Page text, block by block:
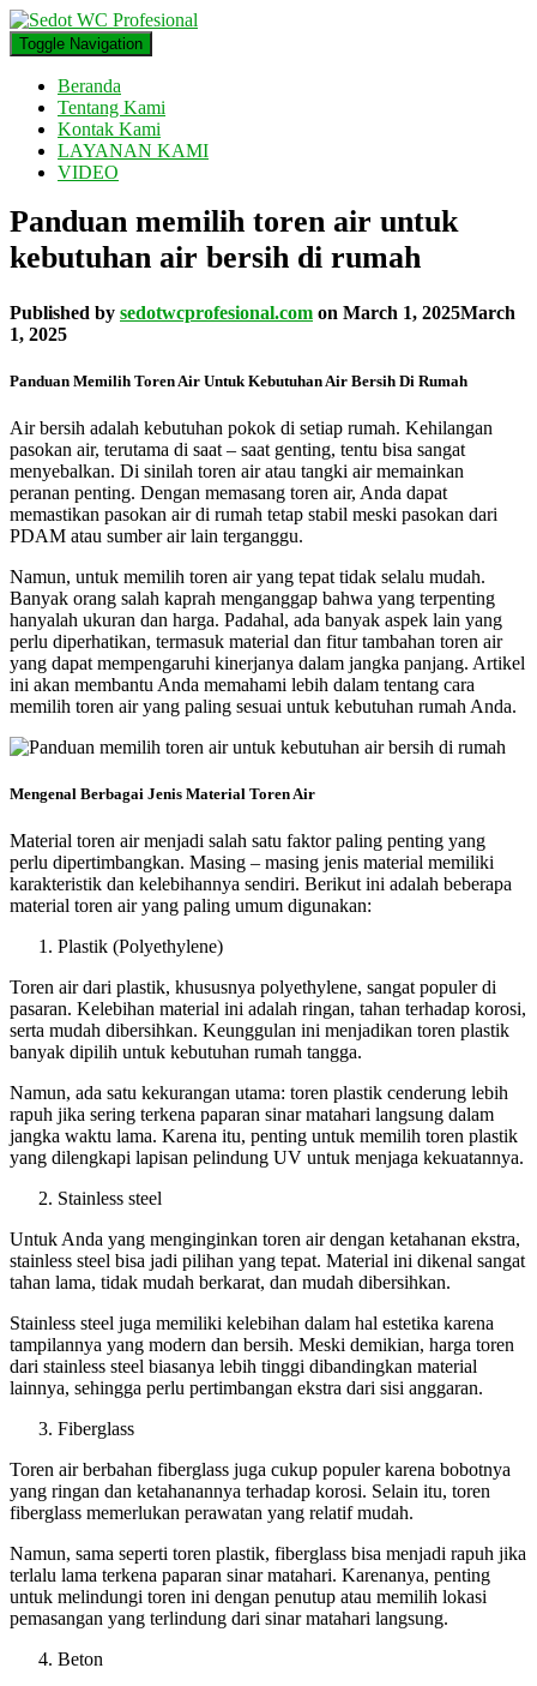
Toggle Navigation
Beranda
Tentang Kami
Kontak Kami
LAYANAN KAMI
VIDEO
Panduan memilih toren air untuk
kebutuhan air bersih di rumah
Published by sedotwcprofesional.com on March 1, 2025March
1, 2025
Panduan Memilih Toren Air Untuk Kebutuhan Air Bersih Di Rumah
Air bersih adalah kebutuhan pokok di setiap rumah. Kehilangan
pasokan air, terutama di saat – saat genting, tentu bisa sangat
menyebalkan. Di sinilah toren air atau tangki air memainkan
peranan penting. Dengan memasang toren air, Anda dapat
memastikan pasokan air di rumah tetap stabil meski pasokan dari
PDAM atau sumber air lain terganggu.
Namun, untuk memilih toren air yang tepat tidak selalu mudah.
Banyak orang salah kaprah menganggap bahwa yang terpenting
hanyalah ukuran dan harga. Padahal, ada banyak aspek lain yang
perlu diperhatikan, termasuk material dan fitur tambahan toren air
yang dapat mempengaruhi kinerjanya dalam jangka panjang. Artikel
ini akan membantu Anda memahami lebih dalam tentang cara
memilih toren air yang paling sesuai untuk kebutuhan rumah Anda.
Mengenal Berbagai Jenis Material Toren Air
Material toren air menjadi salah satu faktor paling penting yang
perlu dipertimbangkan. Masing – masing jenis material memiliki
karakteristik dan kelebihannya sendiri. Berikut ini adalah beberapa
material toren air yang paling umum digunakan:
Plastik (Polyethylene)
Toren air dari plastik, khususnya polyethylene, sangat populer di
pasaran. Kelebihan material ini adalah ringan, tahan terhadap korosi,
serta mudah dibersihkan. Keunggulan ini menjadikan toren plastik
banyak dipilih untuk kebutuhan rumah tangga.
Namun, ada satu kekurangan utama: toren plastik cenderung lebih
rapuh jika sering terkena paparan sinar matahari langsung dalam
jangka waktu lama. Karena itu, penting untuk memilih toren plastik
yang dilengkapi lapisan pelindung UV untuk menjaga kekuatannya.
Stainless steel
Untuk Anda yang menginginkan toren air dengan ketahanan ekstra,
stainless steel bisa jadi pilihan yang tepat. Material ini dikenal sangat
tahan lama, tidak mudah berkarat, dan mudah dibersihkan.
Stainless steel juga memiliki kelebihan dalam hal estetika karena
tampilannya yang modern dan bersih. Meski demikian, harga toren
dari stainless steel biasanya lebih tinggi dibandingkan material
lainnya, sehingga perlu pertimbangan ekstra dari sisi anggaran.
Fiberglass
Toren air berbahan fiberglass juga cukup populer karena bobotnya
yang ringan dan ketahanannya terhadap korosi. Selain itu, toren
fiberglass memerlukan perawatan yang relatif mudah.
Namun, sama seperti toren plastik, fiberglass bisa menjadi rapuh jika
terlalu lama terkena paparan sinar matahari. Karenanya, penting
untuk melindungi toren ini dengan penutup atau memilih lokasi
pemasangan yang terlindung dari sinar matahari langsung.
Beton